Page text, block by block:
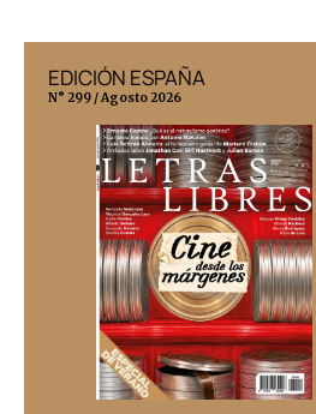
EDICIÓN ESPAÑA
N° 299 / Agosto 2026